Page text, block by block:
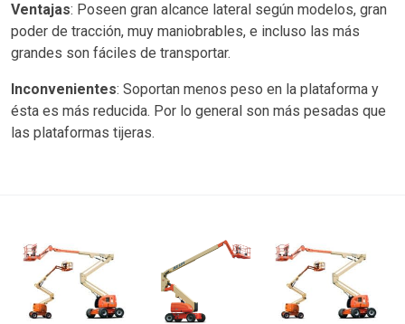
Ventajas: Poseen gran alcance lateral según modelos, gran
poder de tracción, muy maniobrables, e incluso las más
grandes son fáciles de transportar.
Inconvenientes: Soportan menos peso en la plataforma y
ésta es más reducida. Por lo general son más pesadas que
las plataformas tijeras.